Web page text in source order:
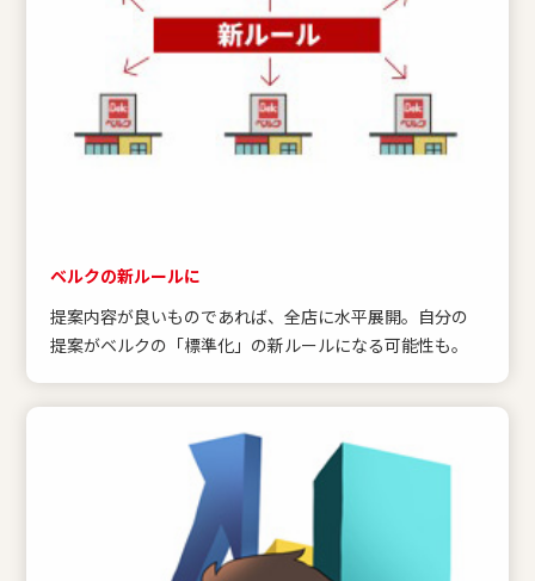
ベルクの新ルールに
提案内容が良いものであれば、全店に水平展開。自分の
提案がベルクの「標準化」の新ルールになる可能性も。